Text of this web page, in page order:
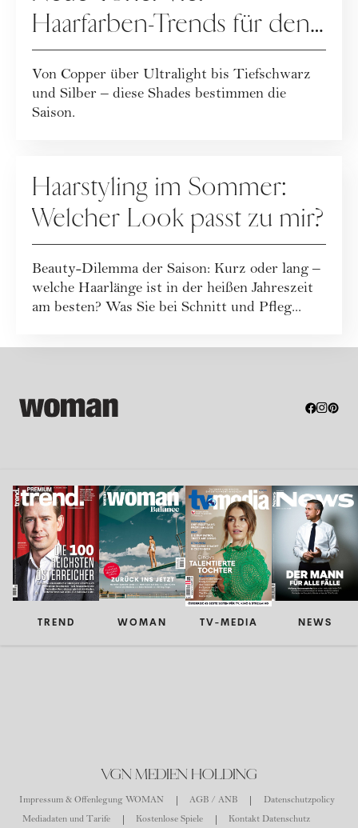
Haarfarben-Trends für den
Winter
Von Copper über Ultralight bis Tiefschwarz
und Silber – diese Shades bestimmen die
Saison.
Haarstyling im Sommer:
Welcher Look passt zu mir?
Beauty-Dilemma der Saison: Kurz oder lang –
welche Haarlänge ist in der heißen Jahreszeit
am besten? Was Sie bei Schnitt und Pfleg...
TREND WOMAN TV-MEDIA NEWS
VGN MEDIEN HOLDING
Impressum & Offenlegung WOMAN AGB / ANB
Datenschutzpolicy
Mediadaten und Tarife
Kostenlose Spiele Kontakt Datenschutz